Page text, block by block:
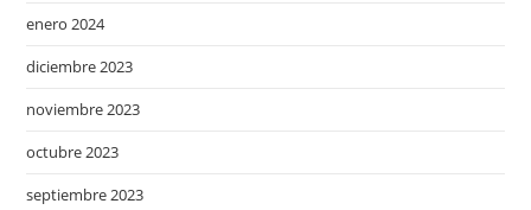
enero 2024
diciembre 2023
noviembre 2023
octubre 2023
septiembre 2023